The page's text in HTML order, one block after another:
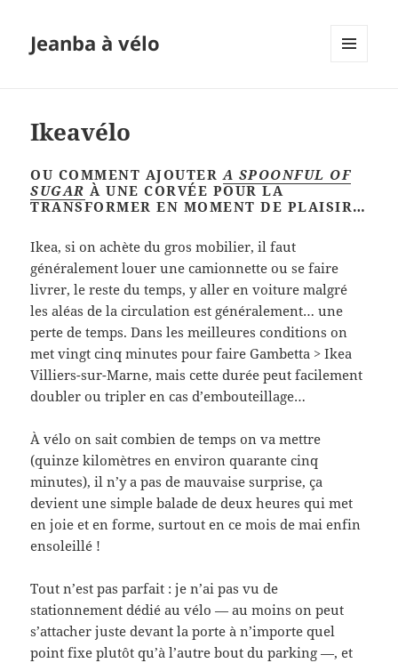
Jeanba à vélo
Ikeavélo
OU COMMENT AJOUTERA SPOONFUL OF
SUGAR À UNE CORVÉE POUR LA
TRANSFORMER EN MOMENT DE PLAISIR…
Ikea, si on achète du gros mobilier, il faut
généralement louer une camionnette ou se faire
livrer, le reste du temps, y aller en voiture malgré
les aléas de la circulation est généralement… une
perte de temps. Dans les meilleures conditions on
met vingt cinq minutes pour faire Gambetta > Ikea
Villiers-sur-Marne, mais cette durée peut facilement
doubler ou tripler en cas d’embouteillage…
À vélo on sait combien de temps on va mettre
(quinze kilomètres en environ quarante cinq
minutes), il n’y a pas de mauvaise surprise, ça
devient une simple balade de deux heures qui met
en joie et en forme, surtout en ce mois de mai enfin
ensoleillé !
Tout n’est pas parfait : je n’ai pas vu de
stationnement dédié au vélo — au moins on peut
s’attacher juste devant la porte à n’importe quel
point fixe plutôt qu’à l’autre bout du parking —, et